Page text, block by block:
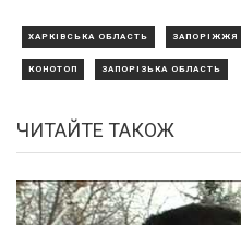
ХАРКІВСЬКА ОБЛАСТЬ ЗАПОРІЖЖЯ
КОНОТОП ЗАПОРІЗЬКА ОБЛАСТЬ
ЧИТАЙТЕ ТАКОЖ